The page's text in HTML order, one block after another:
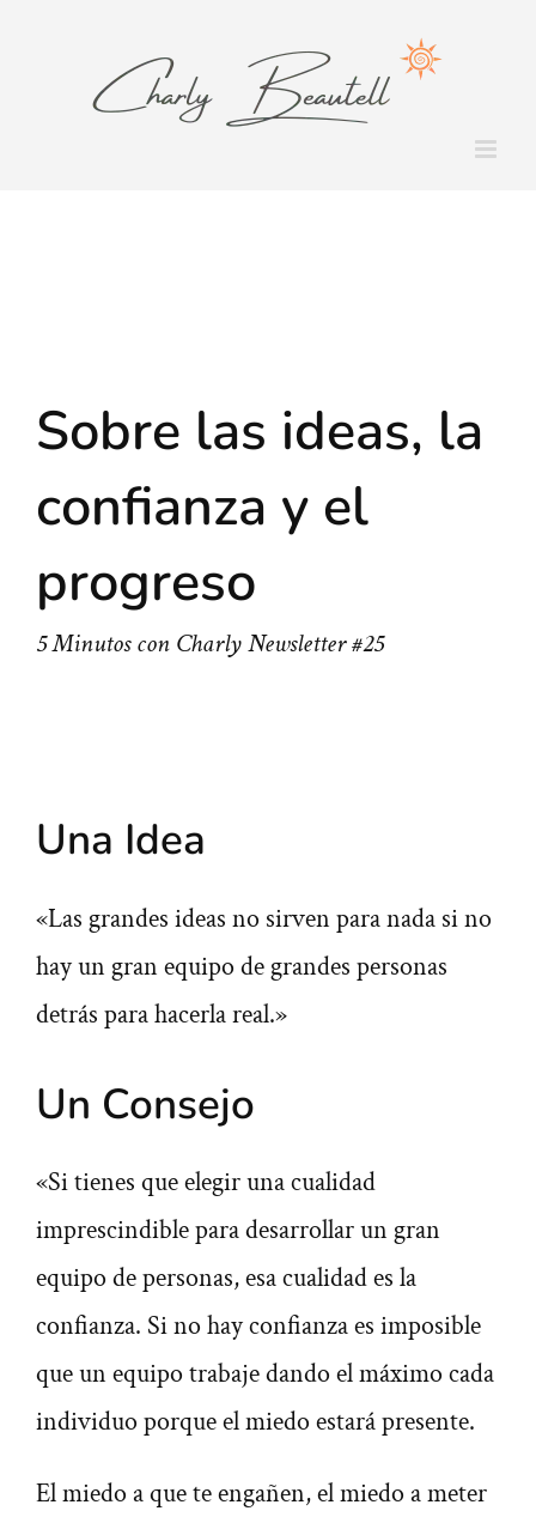
contenido
Sobre las ideas, la
confianza y el
progreso
5 Minutos con Charly Newsletter #25
Una Idea
«Las grandes ideas no sirven para nada si no
hay un gran equipo de grandes personas
detrás para hacerla real.»
Un Consejo
«Si tienes que elegir una cualidad
imprescindible para desarrollar un gran
equipo de personas, esa cualidad es la
confianza. Si no hay confianza es imposible
que un equipo trabaje dando el máximo cada
individuo porque el miedo estará presente.
El miedo a que te engañen, el miedo a meter